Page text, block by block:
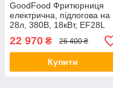
GoodFood Фритюрниця
електрична, підлогова на
28л, 380В, 18кВт, EF28L
22 970 ₴ 26 400 ₴
Купити